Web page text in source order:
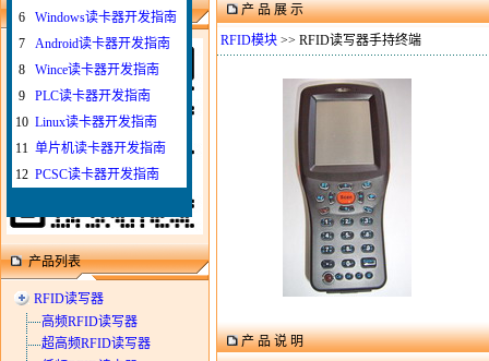
微信扫一扫联系我
产品列表
RFID读写器
高频RFID读写器
超高频RFID读写器
产 品 展 示
RFID模块 >> RFID读写器手持终端
产 品 说 明
6
Windows读卡器开发指南
7
Android读卡器开发指南
8
Wince读卡器开发指南
9
PLC读卡器开发指南
10 Linux读卡器开发指南
11 单片机读卡器开发指南
12 PCSC读卡器开发指南